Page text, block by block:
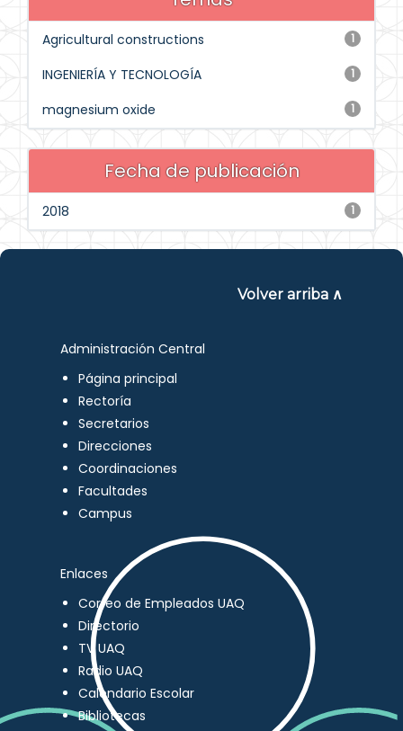
1
Agricultural constructions
1
INGENIERÍA Y TECNOLOGÍA
1
magnesium oxide
Fecha de publicación
1
2018
Volver arriba ∧
Administración Central
Página principal
Rectoría
Secretarios
Direcciones
Coordinaciones
Facultades
Campus
Enlaces
Correo de Empleados UAQ
Directorio
TV UAQ
Radio UAQ
Calendario Escolar
Bibliotecas